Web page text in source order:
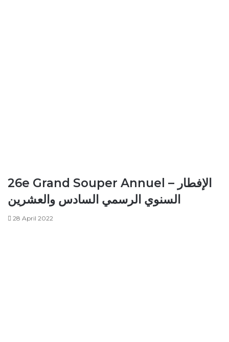
26e Grand Souper Annuel – الإفطار
السنوي الرسمي السادس والعشرين
28 April 2022